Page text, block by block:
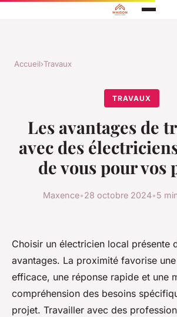
Accueil›Travaux
TRAVAUX
Les avantages de
avec des
de vous pour vos
Maxence•28 octobre 2024•5
Choisir un électricien local présente
avantages. La proximité favorise
efficace, une réponse rapide et une
compréhension des besoins
projet. Travailler avec des